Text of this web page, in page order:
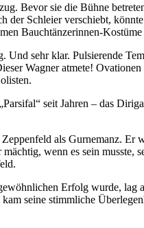
Bevor sie die Bühne
der Schleier verschiebt,
Bauchtänzerinnen-
sehr klar. Pulsierende
Wagner atmete!
seit Jahren – das
als Gurnemanz.
wenn es sein musste,
Erfolg wurde, lag
seine stimmliche